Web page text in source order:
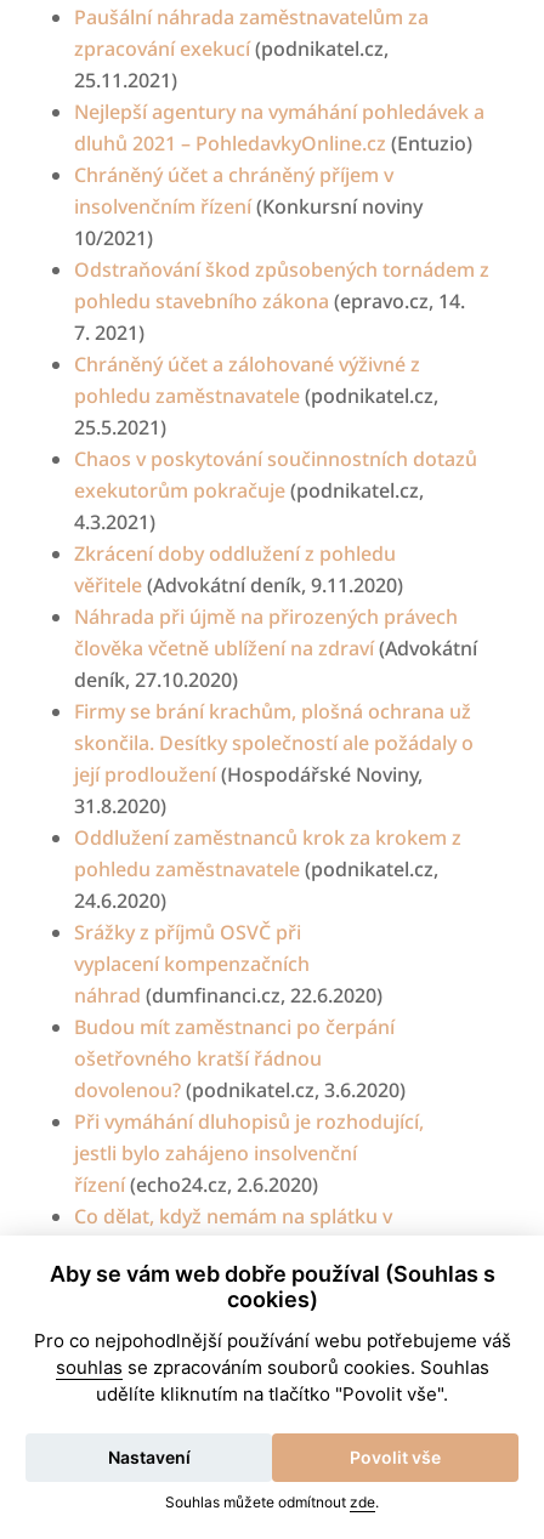
Paušální náhrada zaměstnavatelům za
zpracování exekucí(podnikatel.cz,
25.11.2021)
Nejlepší agentury na vymáhání pohledávek a
dluhů 2021 – PohledavkyOnline.cz (Entuzio)
Chráněný účet a chráněný příjem v
insolvenčním řízení(Konkursní noviny
10/2021)
Odstraňování škod způsobených tornádem z
pohledu stavebního zákona (epravo.cz, 14.
7.2021)
Chráněný účet a zálohované výživné z
pohledu zaměstnavatele(podnikatel.cz,
25.5.2021)
Chaos v poskytování součinnostních dotazů
exekutorům pokračuje(podnikatel.cz,
4.3.2021)
Zkrácení doby oddlužení z pohledu
věřitele(Advokátní deník, 9.11.2020)
Náhrada při újmě na přirozených právech
člověka včetně ublížení na zdraví(Advokátní
deník, 27.10.2020)
Firmy se brání krachům, plošná ochrana už
skončila. Desítky společností ale požádaly o
její prodloužení(Hospodářské Noviny,
31.8.2020)
Oddlužení zaměstnanců krok za krokem z
pohledu zaměstnavatele(podnikatel.cz,
24.6.2020)
Srážky z příjmů OSVČ při
vyplacení kompenzačních
náhrad (dumfinanci.cz, 22.6.2020)
Budou mít zaměstnanci po čerpání
ošetřovného kratší řádnou
dovolenou?(podnikatel.cz, 3.6.2020)
Při vymáhání dluhopisů je rozhodující,
jestli bylo zahájeno insolvenční
řízení(echo24.cz, 2.6.2020)
Co dělat, když nemám na splátku v
Zmírnění pravidel oddlužení nahrává
dlužníkům, jejichž cílem je uhradit věřitelům
co nejméně(Češi v právu, 1.6.2020)
Podání věřitelského insolvenčního návrhu
během koronaviru(banky.cz, 26.5.2020)
Využívají, nebo zneužívají zaměstnanci
čerpáníošetřovného?
(podnikatel.cz,
25.5.2020)
Aby se vám web dobře používal (Souhlas s
cookies)
Pro co nejpohodlnější používání webu potřebujeme váš
souhlas se zpracováním souborů cookies. Souhlas
udělíte kliknutím na tlačítko "Povolit vše".
Povolit vše
Nastavení
Souhlas můžete odmítnout zde.